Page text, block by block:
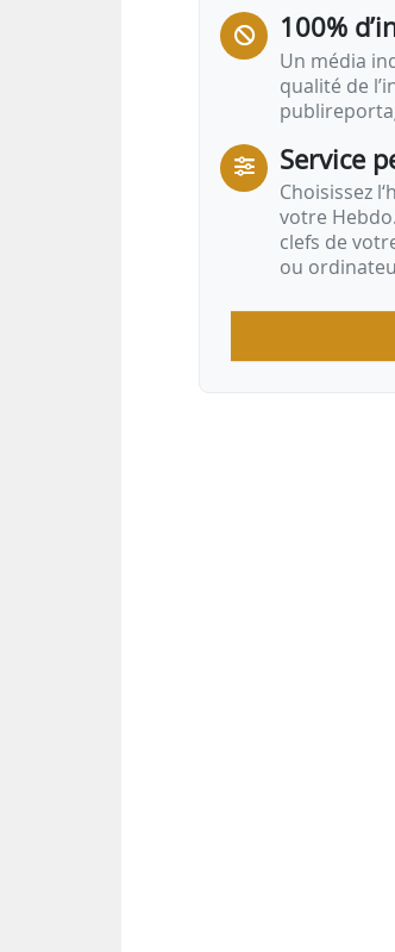
100%
Un média
qualité de
Service
Choisissez
votre
clefs de
ou